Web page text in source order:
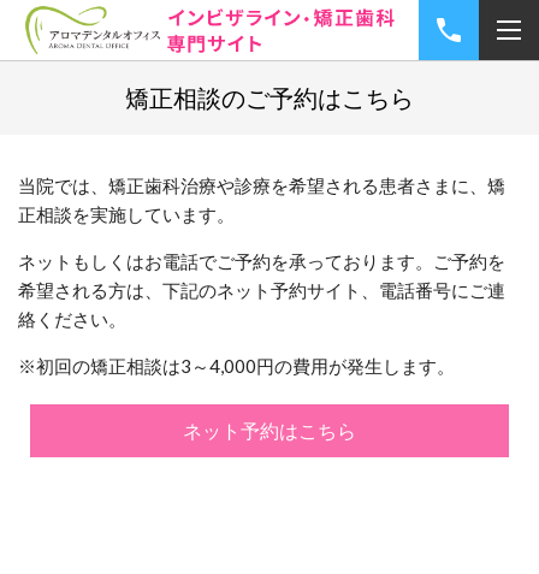
矯正相談のご予約はこちら
当院では、矯正歯科治療や診療を希望される患者さまに、矯
正相談を実施しています。
ネットもしくはお電話でご予約を承っております。ご予約を
希望される方は、下記のネット予約サイト、電話番号にご連
絡ください。
※初回の矯正相談は3～4,000円の費用が発生します。
ネット予約はこちら